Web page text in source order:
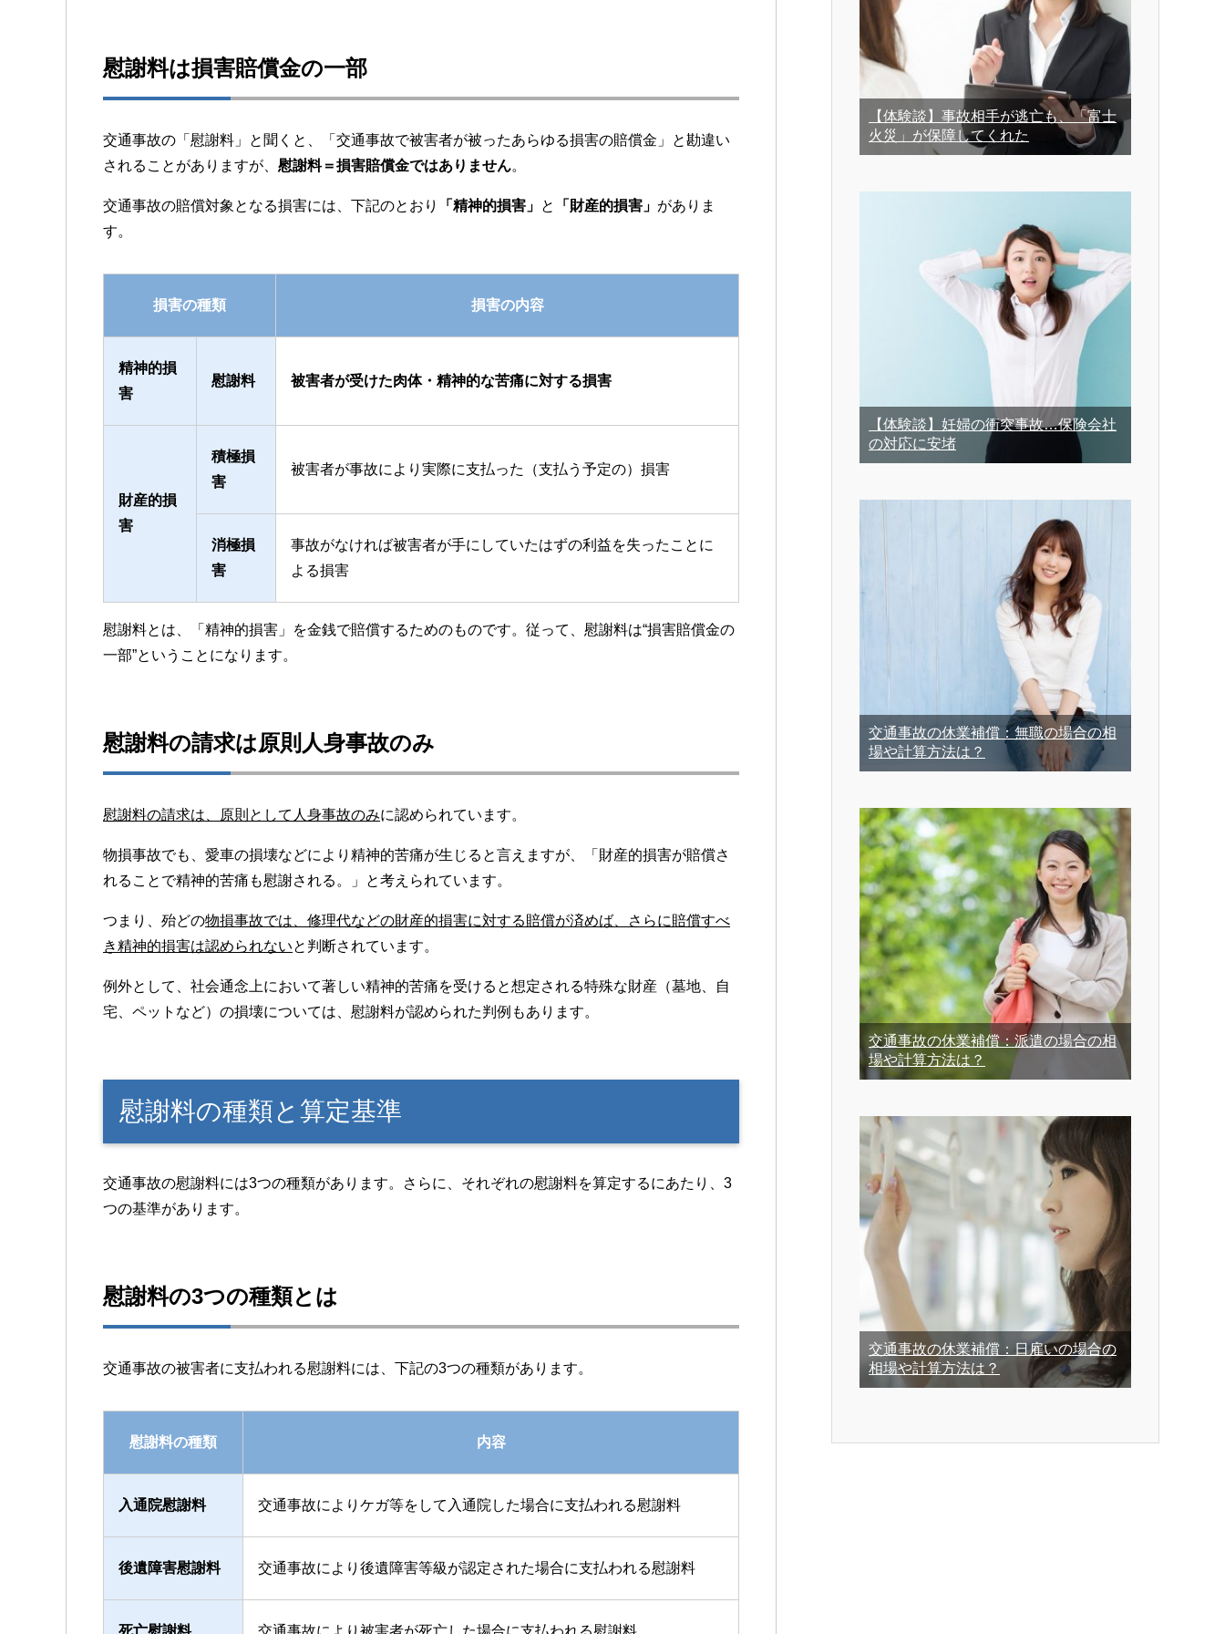
慰謝料は損害賠償金の一部
交通事故の「慰謝料」と聞くと、「交通事故で被害者が被ったあらゆる損害の賠償金」と勘違い
されることがありますが、 慰謝料＝損害賠償金ではありません。
交通事故の賠償対象となる損害には、下記のとおり 「精神的損害」 と 「財産的損害」 がありま
す。
損害の種類 損害の内容
精神的損
害
慰謝料 被害者が受けた肉体・精神的な苦痛に対する損害
財産的損
害
積極損
害
被害者が事故により実際に支払った（支払う予定の）損害
消極損
害
事故がなければ被害者が手にしていたはずの利益を失ったことに
よる損害
慰謝料とは、「精神的損害」を金銭で賠償するためのものです。従って、慰謝料は“損害賠償金の
一部”ということになります。
慰謝料の請求は原則人身事故のみ
慰謝料の請求は、原則として人身事故のみに認められています。
物損事故でも、愛車の損壊などにより精神的苦痛が生じると言えますが、「財産的損害が賠償さ
れることで精神的苦痛も慰謝される。」と考えられています。
つまり、殆どの物損事故では、修理代などの財産的損害に対する賠償が済めば、さらに賠償すべ
き精神的損害は認められないと判断されています。
例外として、社会通念上において著しい精神的苦痛を受けると想定される特殊な財産（墓地、自
宅、ペットなど）の損壊については、慰謝料が認められた判例もあります。
慰謝料の種類と算定基準
交通事故の慰謝料には3つの種類があります。さらに、それぞれの慰謝料を算定するにあたり、3
つの基準があります。
慰謝料の3つの種類とは
交通事故の被害者に支払われる慰謝料には、下記の3つの種類があります。
慰謝料の種類 内容
入通院慰謝料 交通事故によりケガ等をして入通院した場合に支払われる慰謝料
後遺障害慰謝料 交通事故により後遺障害等級が認定された場合に支払われる慰謝料
死亡慰謝料 交通事故により被害者が死亡した場合に支払われる慰謝料
【体験談】事故相手が逃亡も、「富士
火災」が保障してくれた
【体験談】妊婦の衝突事故…保険会社
の対応に安堵
交通事故の休業補償：無職の場合の相
場や計算方法は？
交通事故の休業補償：派遣の場合の相
場や計算方法は？
交通事故の休業補償：日雇いの場合の
相場や計算方法は？